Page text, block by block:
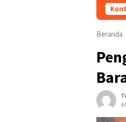
Bangga PERSIB Sapu Bersih Grup
Beranda
6